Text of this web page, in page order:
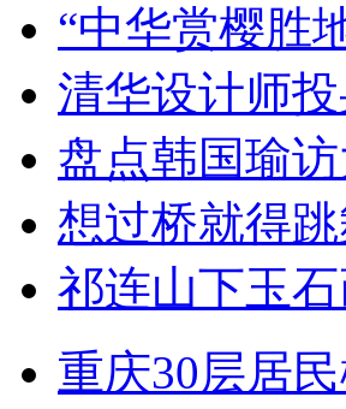
“中华赏樱胜
清华设计师
盘点韩国瑜
想过桥就得
祁连山下玉
重庆30层居